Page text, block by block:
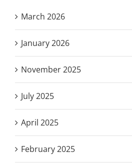
March 2026
January 2026
November 2025
July 2025
April 2025
February 2025